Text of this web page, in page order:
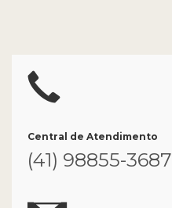
Central de Atendimento
(41) 98855-3687